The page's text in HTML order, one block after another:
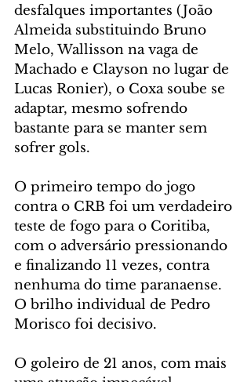
desfalques importantes (João
Almeida substituindo Bruno
Melo, Wallisson na vaga de
Machado e Clayson no lugar de
Lucas Ronier), o Coxa soube se
adaptar, mesmo sofrendo
bastante para se manter sem
sofrer gols.
O primeiro tempo do jogo
contra o CRB foi um verdadeiro
teste de fogo para o Coritiba,
com o adversário pressionando
e finalizando 11 vezes, contra
nenhuma do time paranaense.
O brilho individual de Pedro
Morisco foi decisivo.
O goleiro de 21 anos, com mais